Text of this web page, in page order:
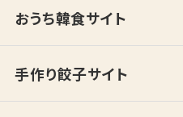
おうち韓食サイト
手作り餃子サイト